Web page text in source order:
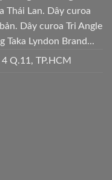
Thái Lan. Dây curoa
Dây curoa Tri Angle
Taka Lyndon Brand...
Q.11, TP.HCM